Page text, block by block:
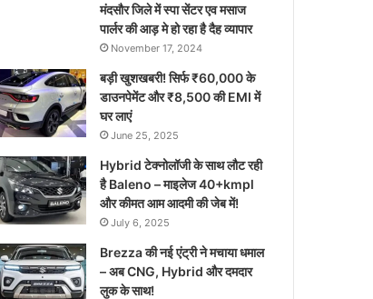
मंदसौर जिले में स्पा सेंटर एव मसाज
पार्लर की आड़ मे हो रहा है दैह व्यापार
November 17, 2024
बड़ी खुशखबरी! सिर्फ ₹60,000 के
डाउनपेमेंट और ₹8,500 की EMI में
घर लाएं
June 25, 2025
Hybrid टेक्नोलॉजी के साथ लौट रही
है Baleno – माइलेज 40+kmpl
और कीमत आम आदमी की जेब में!
July 6, 2025
Brezza की नई एंट्री ने मचाया धमाल
– अब CNG, Hybrid और दमदार
लुक के साथ!